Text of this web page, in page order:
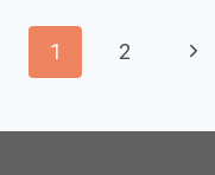
de
1 2